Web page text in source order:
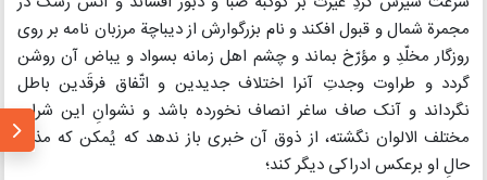
مجمرة شمال و قبول افکند و نام بزرگوارش از دیباچة مرزبان نامه بر روی
روزگار مخلّدِ و مؤرّخ بماند و چشم اهل زمانه بسواد و یباض آن روشن
گردد و طراوت وجدتِ آنرا اختلاف جدیدین و اتّفاق فرقَدین باطل
نگرداند و آنک صاف ساغر انصاف نخورده باشد و نشوانِ این شراب
مختلف الالوان نگشته، از ذوق آن خبری باز ندهد که یُمکن که مذاق
حالِ او برعکس ادراکی دیگر کند؛